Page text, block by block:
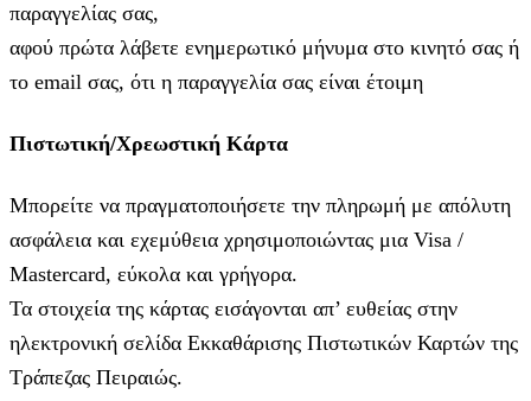
παραγγελίας σας,
αφού πρώτα λάβετε ενημερωτικό μήνυμα στο κινητό σας ή
το email σας, ότι η παραγγελία σας είναι έτοιμη
Πιστωτική/Χρεωστική Κάρτα
Μπορείτε να πραγματοποιήσετε την πληρωμή με απόλυτη
ασφάλεια και εχεμύθεια χρησιμοποιώντας μια Visa /
Mastercard, εύκολα και γρήγορα.
Τα στοιχεία της κάρτας εισάγoνται απ’ ευθείας στην
ηλεκτρονική σελίδα Εκκαθάρισης Πιστωτικών Καρτών της
Τράπεζας Πειραιώς.